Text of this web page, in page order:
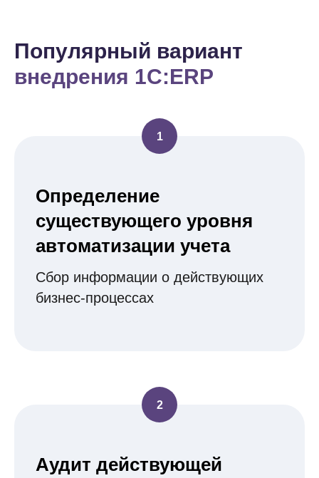
Популярный вариант
внедрения 1С:ERP
Определение
существующего уровня
автоматизации учета
Сбор информации о действующих
бизнес-процессах
Аудит действующей